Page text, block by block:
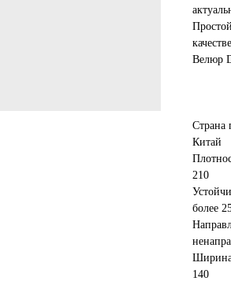
Велюр
Страна
Китай
210
более
140